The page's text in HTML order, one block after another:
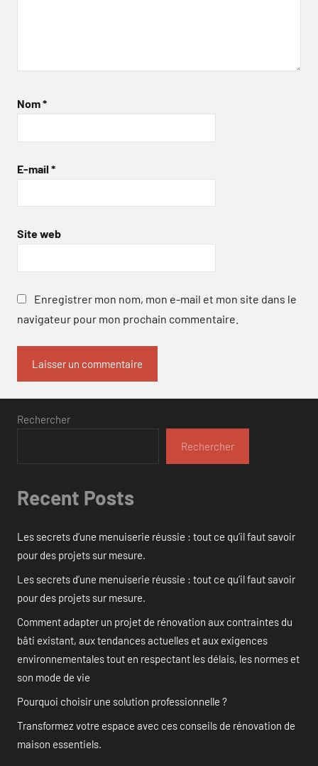
Nom*
E-mail *
Site web
Enregistrer mon nom, mon e-mail et mon site dans le
navigateur pour mon prochain commentaire.
Rechercher
Rechercher
Recent Posts
Les secrets d’une menuiserie réussie : tout ce qu’il faut savoir
pour des projets sur mesure.
Les secrets d’une menuiserie réussie : tout ce qu’il faut savoir
pour des projets sur mesure.
Comment adapter un projet de rénovation aux contraintes du
bâti existant, aux tendances actuelles et aux exigences
environnementales tout en respectant les délais, les normes et
son mode de vie
Pourquoi choisir une solution professionnelle ?
Transformez votre espace avec ces conseils de rénovation de
maison essentiels.